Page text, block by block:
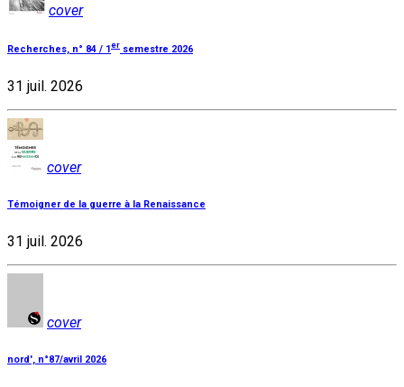
cover
Recherches, n° 84 / 1 er semestre 2026
31 juil. 2026
cover
Témoigner de la guerre à la Renaissance
31 juil. 2026
cover
nord', n°87/avril 2026